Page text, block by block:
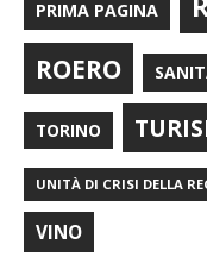
PRIMA PAGINA
ROERO
TORINO
UNITÀ DI CRISI DELLA
VINO